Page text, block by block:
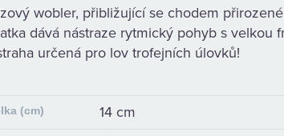
wobler, přibližující se chodem
dává nástraze rytmický pohyb s velkou
určená pro lov trofejních úlovků!
(cm) 14 cm